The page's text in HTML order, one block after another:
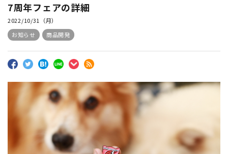
7周年フェアの詳細
2022/10/31（月）
お知らせ
商品開発